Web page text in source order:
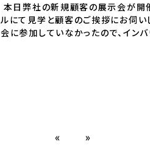
本日弊社の新規顧客の展示会が開
ルにて見学と顧客のご挨拶にお伺い
会に参加していなかったので、イン
« »